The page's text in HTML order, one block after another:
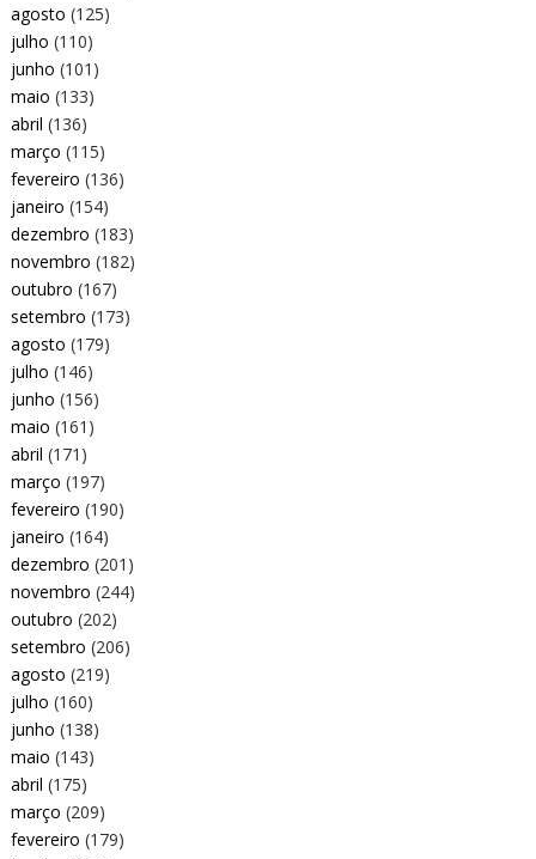
agosto (125)
julho (110)
junho (101)
maio (133)
abril (136)
março (115)
fevereiro (136)
janeiro (154)
dezembro (183)
novembro (182)
outubro (167)
setembro (173)
agosto (179)
julho (146)
junho (156)
maio (161)
abril (171)
março (197)
fevereiro (190)
janeiro (164)
dezembro (201)
novembro (244)
outubro (202)
setembro (206)
agosto (219)
julho (160)
junho (138)
maio (143)
abril (175)
março (209)
fevereiro (179)